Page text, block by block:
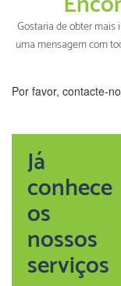
Gostaria de obter mais
uma mensagem com
Por favor, contacte-
Já
conhece
os
nossos
serviços